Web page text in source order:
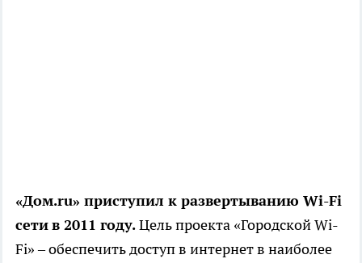
«Дом.ru» приступил к развертыванию Wi-Fi
сетив 2011 году.Цель проекта «Городской Wi-
Fi» – обеспечить доступ в интернет в наиболее